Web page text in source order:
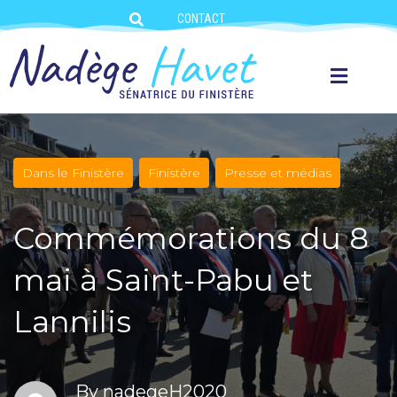
CONTACT
Dans le Finistère Finistère Presse et médias
Commémorations du 8
mai à Saint-Pabu et
Lannilis
BynadegeH2020